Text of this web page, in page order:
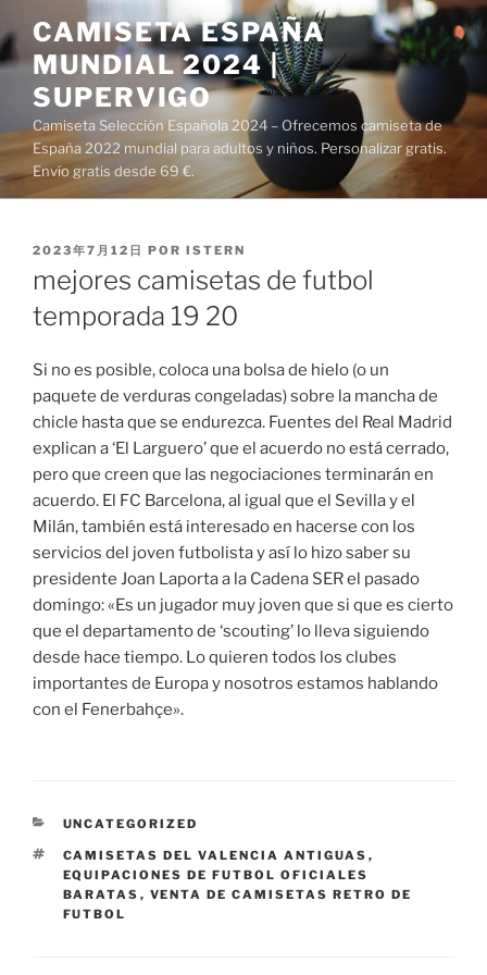
al
contenido
CAMISETA ESPAÑA
MUNDIAL 2024 |
SUPERVIGO
Camiseta Selección Española 2024 – Ofrecemos camiseta de
España 2022 mundial para adultos y niños. Personalizar gratis.
Envío gratis desde 69 €.
PUBLICADO
2023年7月12日 POR ISTERN
mejores camisetas de futbol
temporada 19 20
Si no es posible, coloca una bolsa de hielo (o un
paquete de verduras congeladas) sobre la mancha de
chicle hasta que se endurezca. Fuentes del Real Madrid
explican a ‘El Larguero’ que el acuerdo no está cerrado,
pero que creen que las negociaciones terminarán en
acuerdo. El FC Barcelona, al igual que el Sevilla y el
Milán, también está interesado en hacerse con los
servicios del joven futbolista y así lo hizo saber su
presidente Joan Laporta a la Cadena SER el pasado
domingo: «Es un jugador muy joven que si que es cierto
que el departamento de ‘scouting’ lo lleva siguiendo
desde hace tiempo. Lo quieren todos los clubes
importantes de Europa y nosotros estamos hablando
con el Fenerbahçe».
CATEGORÍAS
UNCATEGORIZED
ETIQUETAS
CAMISETAS DEL VALENCIA ANTIGUAS ,
EQUIPACIONES DE FUTBOL OFICIALES
BARATAS , VENTA DE CAMISETAS RETRO DE
FUTBOL